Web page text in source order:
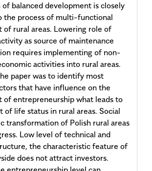
balanced development is closely
the process of multi-functional
of rural areas. Lowering role of
as source of maintenance
requires implementing of non-
activities into rural areas.
paper was to identify most
that have influence on the
of entrepreneurship what leads to
of life status in rural areas. Social
transformation of Polish rural areas
Low level of technical and
the characteristic feature of
does not attract investors.